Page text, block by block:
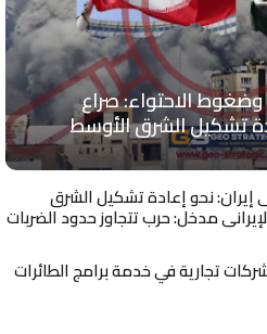
وضغوط الاحتواء: صراع
تشكيل الشرق الأوسط
إيران: نحو إعادة تشكيل الشرق
مدخل: حرب تتجاوز حدود الضربات
تجارية في خدمة برامج الطائرات